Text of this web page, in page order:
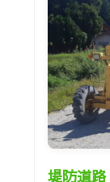
堤防道路